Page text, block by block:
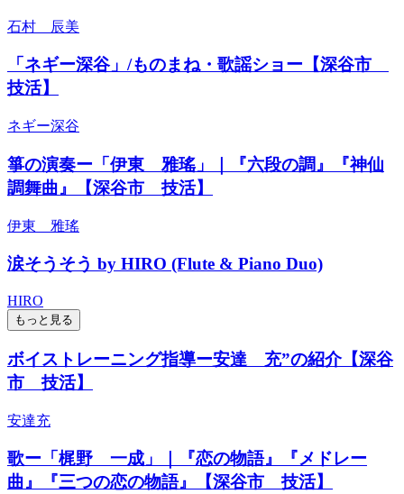
石村 辰美
「ネギー深谷」/ものまね・歌謡ショー【深谷市
技活】
ネギー深谷
箏の演奏ー「伊東 雅瑤」｜『六段の調』『神仙
調舞曲』【深谷市 技活】
伊東 雅瑤
涙そうそう by HIRO (Flute & Piano Duo)
HIRO
もっと見る
ボイストレーニング指導ー安達 充”の紹介【深谷
市 技活】
安達充
歌ー「梶野 一成」｜『恋の物語』『メドレー
曲』『三つの恋の物語』【深谷市 技活】